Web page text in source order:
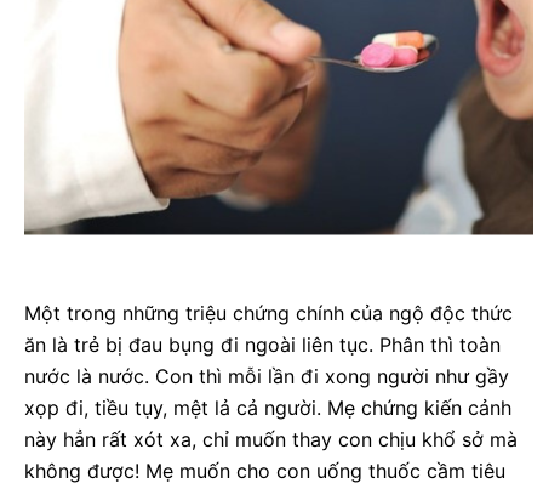
Một trong những triệu chứng chính của ngộ độc thức
ăn là trẻ bị đau bụng đi ngoài liên tục. Phân thì toàn
nước là nước. Con thì mỗi lần đi xong người như gầy
xọp đi, tiều tụy, mệt lả cả người. Mẹ chứng kiến cảnh
này hẳn rất xót xa, chỉ muốn thay con chịu khổ sở mà
không được! Mẹ muốn cho con uống thuốc cầm tiêu